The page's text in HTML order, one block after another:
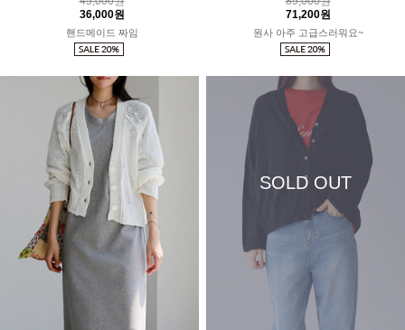
36,000원
핸드메이드 짜임
71,200원
원사 아주 고급스러워요~
SOLD OUT